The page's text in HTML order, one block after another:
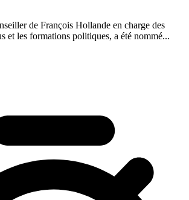
de François Hollande en charge des
et les formations politiques, a été nommé...